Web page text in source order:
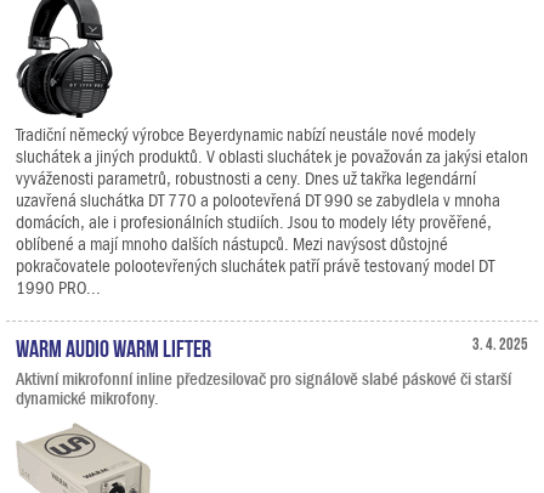
Tradiční německý výrobce Beyerdynamic nabízí neustále nové modely
sluchátek a jiných produktů. V oblasti sluchátek je považován za jakýsi etalon
vyváženosti parametrů, robustnosti a ceny. Dnes už takřka legendární
uzavřená sluchátka DT 770 a polootevřená DT 990 se zabydlela v mnoha
domácích, ale i profesionálních studiích. Jsou to modely léty prověřené,
oblíbené a mají mnoho dalších nástupců. Mezi navýsost důstojné
pokračovatele polootevřených sluchátek patří právě testovaný model DT
1990 PRO...
3. 4. 2025
Warm Audio Warm Lifter
Aktivní mikrofonní inline předzesilovač pro signálově slabé páskové či starší
dynamické mikrofony.